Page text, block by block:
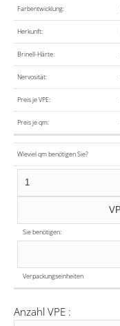
Farbentwicklung:
Herkunft:
Brinell-Härte:
Nervosität:
Preis je VPE:
Preis je qm:
Wieviel qm benötigen Sie?
Sie benötigen:
Verpackungseinheiten
Anzahl VPE :